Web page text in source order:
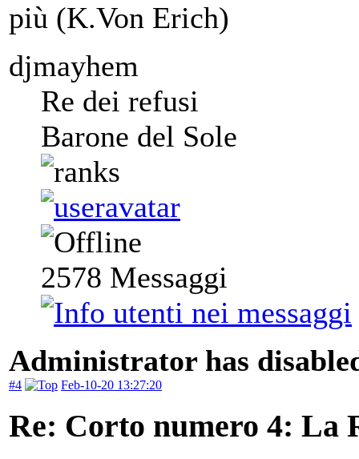
più (K.Von Erich)
djmayhem
Re dei refusi
Barone del Sole
2578 Messaggi
Administrator has
#4 Feb-10-20 13:27:20
Re: Corto numero 4: La